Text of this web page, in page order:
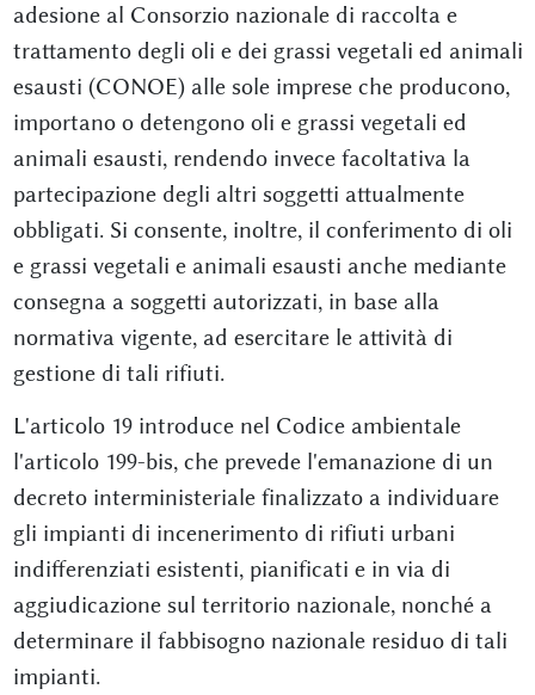
adesione al Consorzio nazionale di raccolta e
trattamento degli oli e dei grassi vegetali ed animali
esausti (CONOE) alle sole imprese che producono,
importano o detengono oli e grassi vegetali ed
animali esausti, rendendo invece facoltativa la
partecipazione degli altri soggetti attualmente
obbligati. Si consente, inoltre, il conferimento di oli
e grassi vegetali e animali esausti anche mediante
consegna a soggetti autorizzati, in base alla
normativa vigente, ad esercitare le attività di
gestione di tali rifiuti.
L'articolo 19 introduce nel Codice ambientale
l'articolo 199-bis, che prevede l'emanazione di un
decreto interministeriale finalizzato a individuare
gli impianti di incenerimento di rifiuti urbani
indifferenziati esistenti, pianificati e in via di
aggiudicazione sul territorio nazionale, nonché a
determinare il fabbisogno nazionale residuo di tali
impianti.